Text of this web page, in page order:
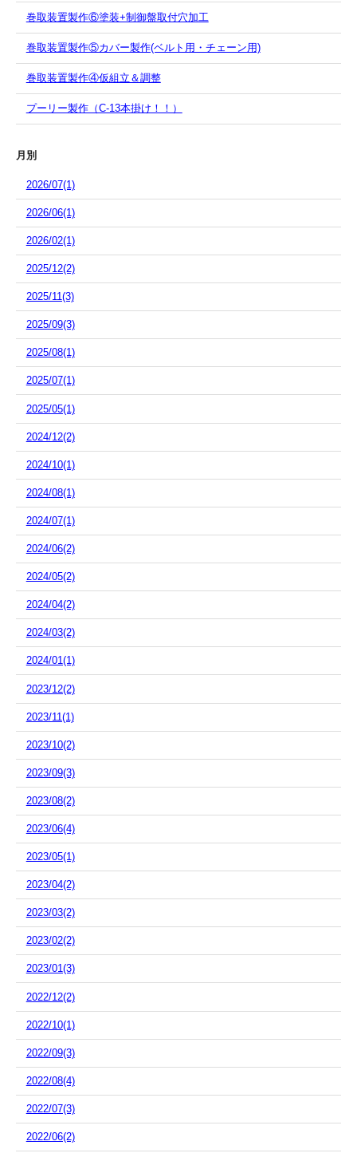
巻取装置製作⑥塗装+制御盤取付穴加工
巻取装置製作⑤カバー製作(ベルト用・チェーン用)
巻取装置製作④仮組立＆調整
プーリー製作（C-13本掛け！！）
月別
2026/07(1)
2026/06(1)
2026/02(1)
2025/12(2)
2025/11(3)
2025/09(3)
2025/08(1)
2025/07(1)
2025/05(1)
2024/12(2)
2024/10(1)
2024/08(1)
2024/07(1)
2024/06(2)
2024/05(2)
2024/04(2)
2024/03(2)
2024/01(1)
2023/12(2)
2023/11(1)
2023/10(2)
2023/09(3)
2023/08(2)
2023/06(4)
2023/05(1)
2023/04(2)
2023/03(2)
2023/02(2)
2023/01(3)
2022/12(2)
2022/10(1)
2022/09(3)
2022/08(4)
2022/07(3)
2022/06(2)